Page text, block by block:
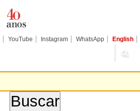
YouTube Instagram WhatsApp English